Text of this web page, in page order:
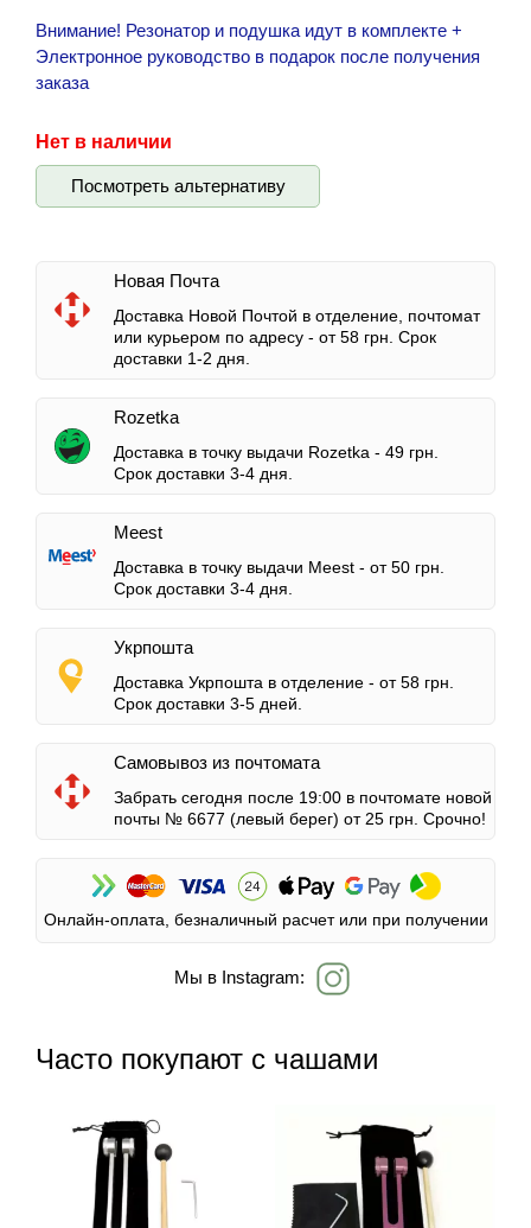
Внимание! Резонатор и подушка идут в комплекте +
Электронное руководство в подарок после получения
заказа
Нет в наличии
Посмотреть альтернативу
Новая Почта
Доставка Новой Почтой в отделение, почтомат
или курьером по адресу - от 58 грн. Срок
доставки 1-2 дня.
Rozetka
Доставка в точку выдачи Rozetka - 49 грн.
Срок доставки 3-4 дня.
Meest
Доставка в точку выдачи Meest - от 50 грн.
Срок доставки 3-4 дня.
Укрпошта
Доставка Укрпошта в отделение - от 58 грн.
Срок доставки 3-5 дней.
Самовывоз из почтомата
Забрать сегодня после 19:00 в почтомате новой
почты № 6677 (левый берег) от 25 грн. Срочно!
Онлайн-оплата, безналичный расчет или при получении
Мы в Instagram:
Часто покупают с чашами